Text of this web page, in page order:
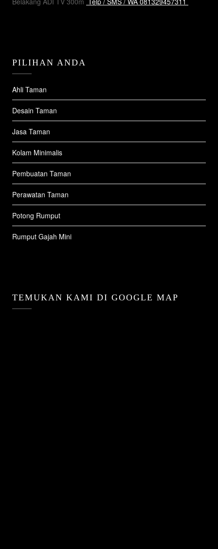
PILIHAN ANDA
Ahli Taman
Desain Taman
Jasa Taman
Kolam Minimalis
Pembuatan Taman
Perawatan Taman
Potong Rumput
Rumput Gajah Mini
TEMUKAN KAMI DI GOOGLE MAP